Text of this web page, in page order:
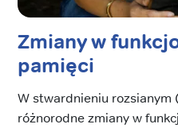
Zmiany w
pamięci
W stwardnieniu rozsianym
różnorodne zmiany w